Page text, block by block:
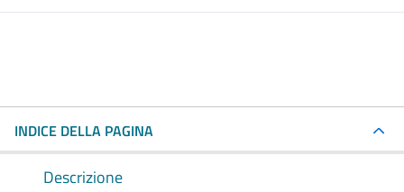
INDICE DELLA PAGINA
Descrizione